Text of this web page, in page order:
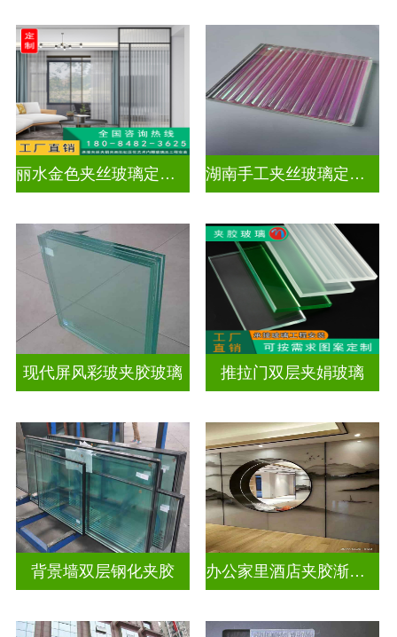
丽水金色夹丝玻璃定制电话 湖南手工夹丝玻璃定制工厂
现代屏风彩玻夹胶玻璃 推拉门双层夹娟玻璃
背景墙双层钢化夹胶 办公家里酒店夹胶渐变玻璃